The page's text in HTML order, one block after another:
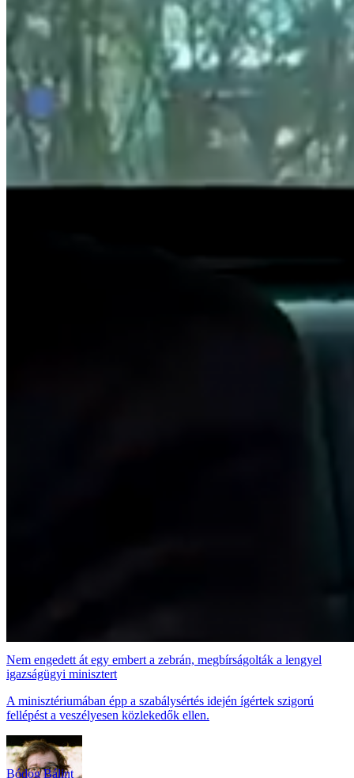
Nem engedett át egy embert a zebrán, megbírságolták a lengyel
igazságügyi minisztert
A minisztériumában épp a szabálysértés idején ígértek szigorú
fellépést a veszélyesen közlekedők ellen.
Bódog Bálint